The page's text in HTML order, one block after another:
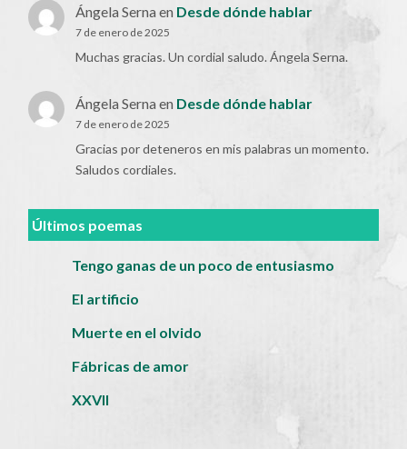
Ángela Serna en Desde dónde hablar
7 de enero de 2025
Muchas gracias. Un cordial saludo. Ángela Serna.
Ángela Serna en Desde dónde hablar
7 de enero de 2025
Gracias por deteneros en mis palabras un momento.
Saludos cordiales.
Últimos poemas
Tengo ganas de un poco de entusiasmo
El artificio
Muerte en el olvido
Fábricas de amor
XXVII